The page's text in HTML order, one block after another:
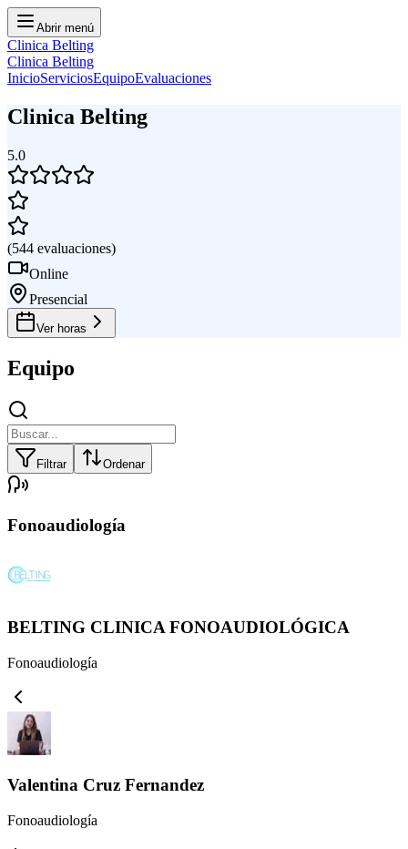
Abrir menú
Clinica Belting
Clinica Belting
InicioServiciosEquipoEvaluaciones
Clinica Belting
5.0
(544 evaluaciones)
Online
Presencial
Ver horas
Equipo
Filtrar Ordenar
Fonoaudiología
BELTING CLINICA FONOAUDIOLÓGICA
Fonoaudiología
Valentina Cruz Fernandez
Fonoaudiología